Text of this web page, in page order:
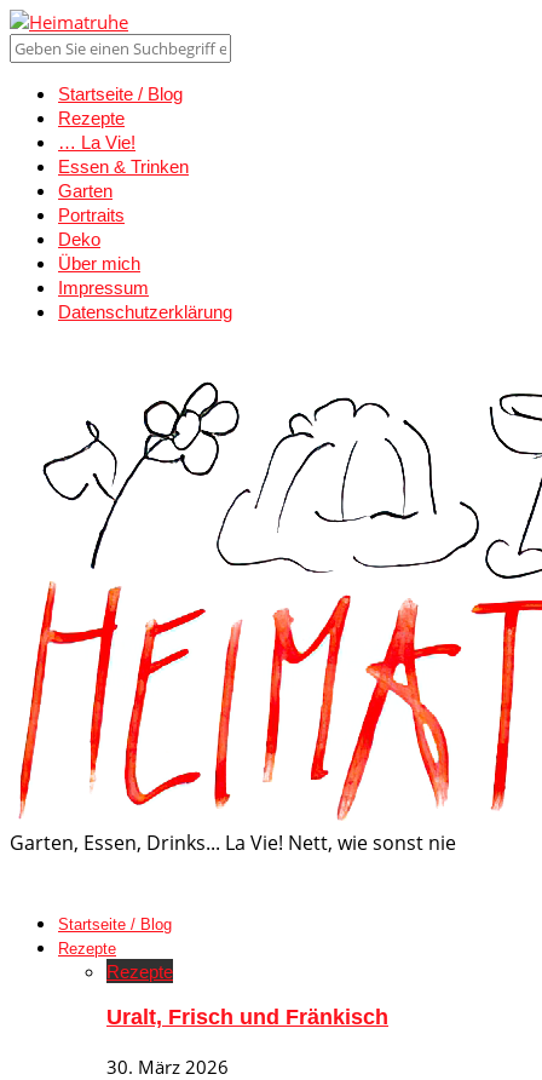
Startseite / Blog
Rezepte
… La Vie!
Essen & Trinken
Garten
Portraits
Deko
Über mich
Impressum
Datenschutzerklärung
Garten, Essen, Drinks... La Vie! Nett, wie sonst nie
Startseite / Blog
Rezepte
Rezepte
Uralt, Frisch und Fränkisch
30. März 2026